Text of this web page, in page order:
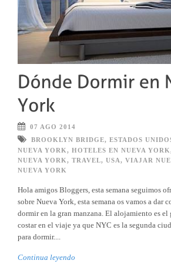
07 AGO 2014
BROOKLYN BRIDGE, ESTADOS
NUEVA YORK, HOTELES EN NUEVA YORK,
NUEVA YORK, TRAVEL, USA, VIAJAR
NUEVA YORK
Hola amigos Bloggers, esta semana seguimos
sobre Nueva York, esta semana os vamos a dar
dormir en la gran manzana. El alojamiento es el
costar en el viaje ya que NYC es la segunda
para dormir....
Continua leyendo